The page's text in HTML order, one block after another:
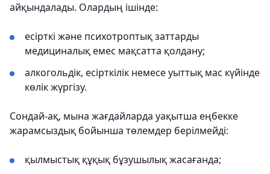
айқындалады. Олардың ішінде:
есірткі және психотроптық заттарды
медициналық емес мақсатта қолдану;
алкогольдік, есірткілік немесе уыттық мас күйінде
көлік жүргізу.
Сондай-ақ, мына жағдайларда уақытша еңбекке
жарамсыздық бойынша төлемдер берілмейді:
қылмыстық құқық бұзушылық жасағанда;